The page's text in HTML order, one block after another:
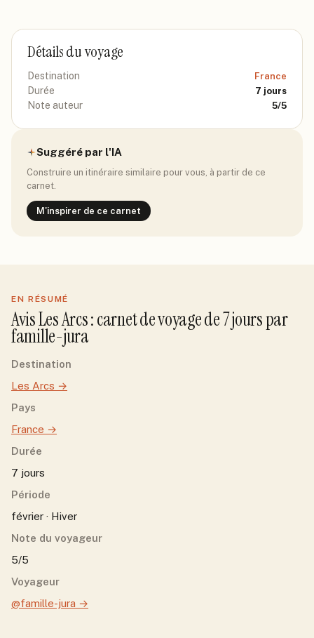
Détails du voyage
Destination France
Durée 7 jours
Note auteur 5/5
Suggéré par l'IA
Construire un itinéraire similaire pour vous, à partir de ce
carnet.
M'inspirer de ce carnet
EN RÉSUMÉ
AvisLes Arcs: carnet de voyage de7jourspar
famille-jura
Destination
Les Arcs →
Pays
France →
Durée
7 jours
Période
février · Hiver
Note du voyageur
5/5
Voyageur
@famille-jura →